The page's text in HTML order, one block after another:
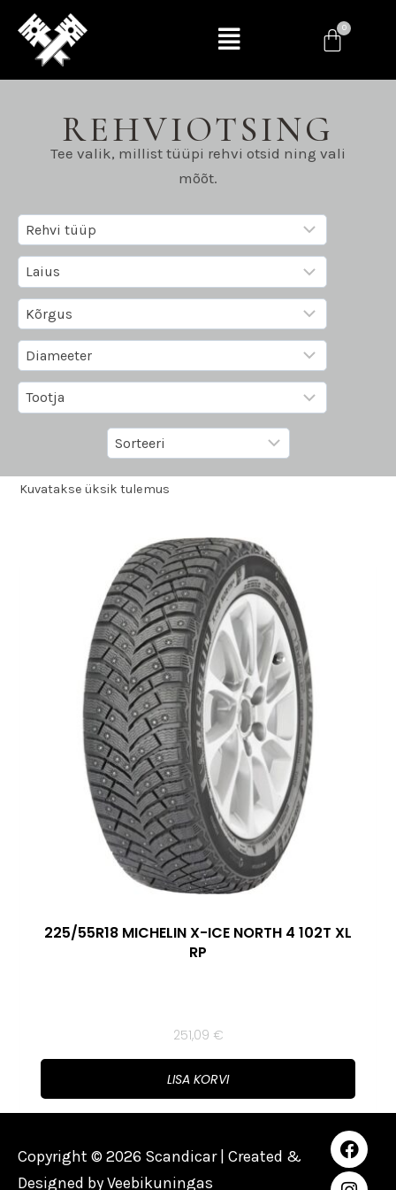
REHVIOTSING
Tee valik, millist tüüpi rehvi otsid ning vali
mõõt.
Kuvatakse üksik tulemus
225/55R18 MICHELIN X-ICE NORTH 4 102T XL
RP
251,09 €
LISA KORVI
Copyright © 2026 Scandicar | Created &
Designed byVeebikuningas